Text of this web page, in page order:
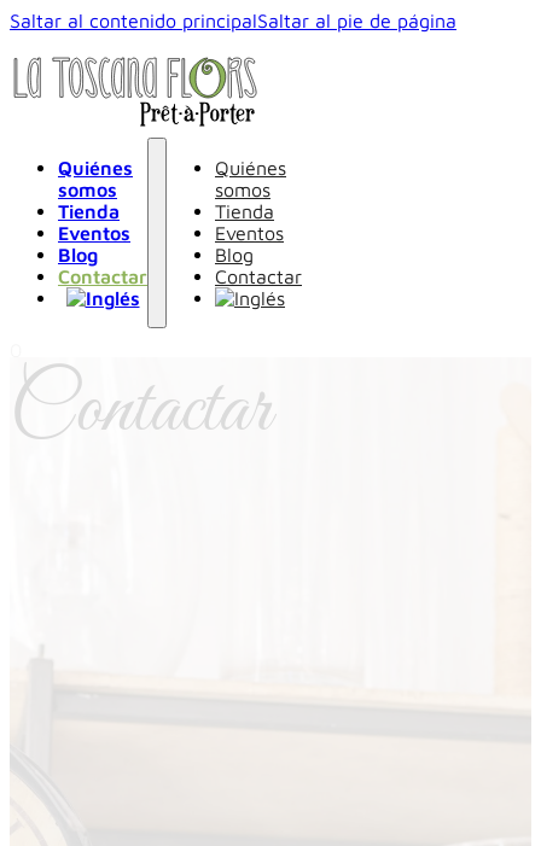
Saltar al contenido principalSaltar al pie de página
Quiénes
somos
Tienda
Eventos
Blog
Contactar
Quiénes
somos
Tienda
Eventos
Blog
Contactar
Contactar